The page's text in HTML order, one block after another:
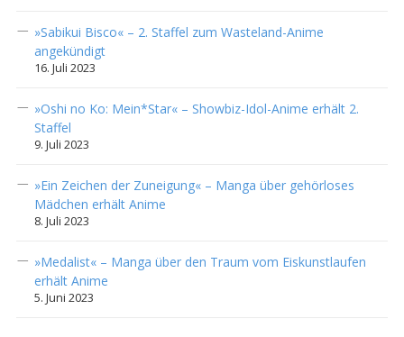
»Sabikui Bisco« – 2. Staffel zum Wasteland-Anime
angekündigt
16. Juli 2023
»Oshi no Ko: Mein*Star« – Showbiz-Idol-Anime erhält 2.
Staffel
9. Juli 2023
»Ein Zeichen der Zuneigung« – Manga über gehörloses
Mädchen erhält Anime
8. Juli 2023
»Medalist« – Manga über den Traum vom Eiskunstlaufen
erhält Anime
5. Juni 2023